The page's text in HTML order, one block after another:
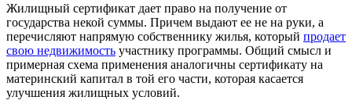
Жилищный сертификат дает право на получение от
государства некой суммы. Причем выдают ее не на руки, а
перечисляют напрямую собственнику жилья, который продает
свою недвижимость участнику программы. Общий смысл и
примерная схема применения аналогичны сертификату на
материнский капитал в той его части, которая касается
улучшения жилищных условий.